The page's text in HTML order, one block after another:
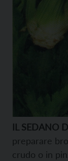
IL SEDANO
preparare
crudo o in